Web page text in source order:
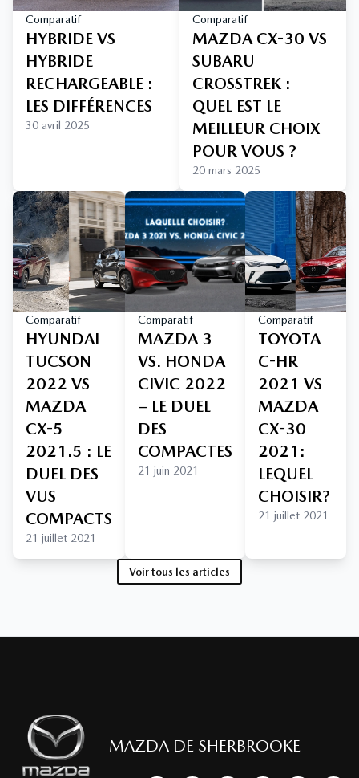
Comparatif
HYBRIDE VS
HYBRIDE
RECHARGEABLE :
LES DIFFÉRENCES
30 avril 2025
Comparatif
MAZDA CX-30 VS
SUBARU
CROSSTREK :
QUEL EST LE
MEILLEUR CHOIX
POUR VOUS ?
20 mars 2025
Comparatif
HYUNDAI
TUCSON
2022 VS
MAZDA
CX-5
2021.5 : LE
DUEL DES
VUS
COMPACTS
21 juillet 2021
Comparatif
MAZDA 3
VS. HONDA
CIVIC 2022
– LE DUEL
DES
COMPACTES
21 juin 2021
Comparatif
TOYOTA
C-HR
2021 VS
MAZDA
CX-30
2021:
LEQUEL
CHOISIR?
21 juillet 2021
Voir tous les articles
MAZDA DE SHERBROOKE